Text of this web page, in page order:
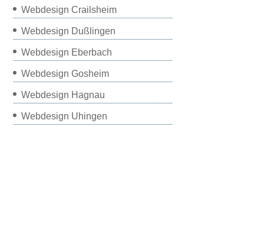
Webdesign Crailsheim
Webdesign Dußlingen
Webdesign Eberbach
Webdesign Gosheim
Webdesign Hagnau
Webdesign Uhingen